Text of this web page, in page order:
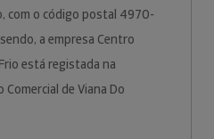
com o código postal 4970-
a empresa Centro
está registada na
de Viana Do